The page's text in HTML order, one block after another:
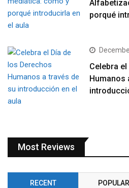
porqué
Celebra
Humanos
Most Reviews
RECENT POPULAR